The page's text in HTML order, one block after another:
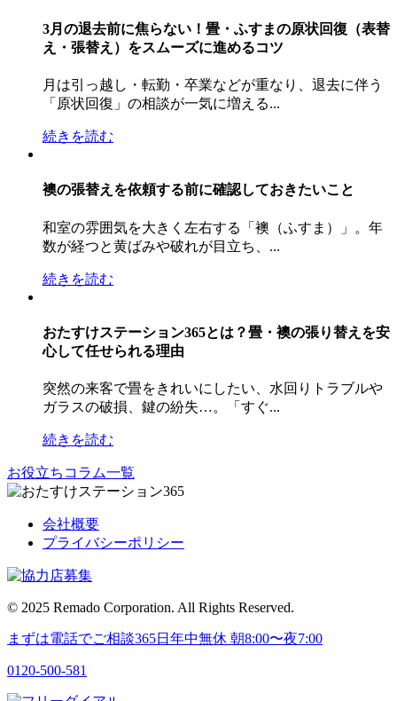
3月の退去前に焦らない！畳・ふすまの原状回復（表替
え・張替え）をスムーズに進めるコツ
月は引っ越し・転勤・卒業などが重なり、退去に伴う
「原状回復」の相談が一気に増える...
続きを読む
襖の張替えを依頼する前に確認しておきたいこと
和室の雰囲気を大きく左右する「襖（ふすま）」。年
数が経つと黄ばみや破れが目立ち、...
続きを読む
おたすけステーション365とは？畳・襖の張り替えを安
心して任せられる理由
突然の来客で畳をきれいにしたい、水回りトラブルや
ガラスの破損、鍵の紛失…。「すぐ...
続きを読む
お役立ちコラム一覧
会社概要
プライバシーポリシー
© 2025 Remado Corporation. All Rights Reserved.
まずは電話でご相談365日年中無休 朝8:00〜夜7:00
0120-500-581